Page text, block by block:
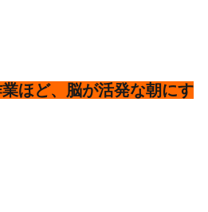
ほど、脳が活発な朝にす